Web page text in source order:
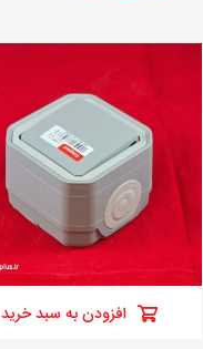
افزودن به سبد خرید